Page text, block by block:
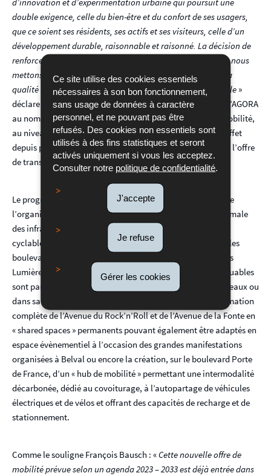
Ce site utilise des cookies essentiels
nécessaires à son bon fonctionnement,
sans usage de données à caractère
personnel, et ne pouvant pas être
refusés. Des cookies non essentiels sont
utilisés à des fins statistiques et seront
activés uniquement si vous les acceptez.
Consulter notre politique de confidentialité
J'accepte
Je refuse
Gérer les cookies
double exigence, celle du bien-être et du confort de ses usagers,
que ce soient ses résidents, ses actifs et ses visiteurs, celle d’un
développement durable, raisonnable et raisonné. La décision de
renforcer l’offre de mobilité répond à ces deux exigences et nous
mettons tout en œuvre pour l’accueillir afin de rehausser la
qualité de vie sur cet espace de vies privée et professionnelle »
déclare Claude Turmes dont le ministère assure la tutelle d’AGORA
au nom de l’État. Associé à l’ensemble des acteurs de la mobilité,
au niveau national, régional et local, AGORA travaille en effet
depuis plusieurs années à l’amélioration du dispositif et de l’offre
de transport sur le site de Belval.
Le programme porte ainsi sur une révision en profondeur de
l’organisation des voiries afin de permettre l’insertion optimale
des infrastructures techniques dédiées (tram, CHNS, pistes
cyclables, plateaux piétonniers) plus particulièrement sur les
boulevards Porte de France, de la Recherche, du Jazz et des
Lumières au cœur du site. D’autres initiatives, plus remarquables
sont par ailleurs planifiées sur la Terrasse des Hauts-Fourneaux ou
dans sa proximité immédiate avec notamment la transformation
complète de l’Avenue du Rock’n’Roll et de l’Avenue de la Fonte en
« shared spaces » permanents pouvant également être adaptés en
espace évènementiel à l’occasion des grandes manifestations
organisées à Belval ou encore la création, sur le boulevard Porte
de France, d’un « hub de mobilité » permettant une intermodalité
décarbonée, dédié au covoiturage, à l’autopartage de véhicules
électriques et de vélos et offrant des capacités de recharge et de
stationnement.
Comme le souligne François Bausch : «Cette nouvelle offre de
mobilité prévue selon un agenda 2023 – 2033 est déjà entrée dans